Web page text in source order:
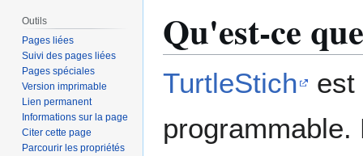
Qu'est-ce
TurtleStich
est
Outils
Pages liées
Suivi des pages liées
Pages spéciales
Version imprimable
Lien permanent
Informations sur la page
Citer cette page
Parcourir les propriétés